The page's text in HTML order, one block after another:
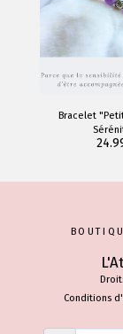
Bracelet
Conditions